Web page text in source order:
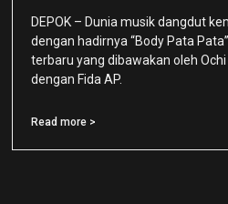
DEPOK – Dunia musik dangdut
dengan hadirnya “Body Pata
terbaru yang dibawakan oleh
dengan Fida AP.
Read more >